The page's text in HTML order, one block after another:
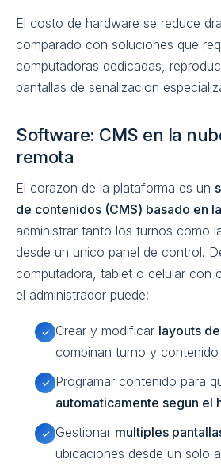
El costo de hardware se reduce
comparado con soluciones que
computadoras dedicadas,
pantallas de senalizacion
Software: CMS en la
remota
El corazon de la plataforma es un
de contenidos (CMS) basado en
administrar tanto los turnos como
desde un unico panel de control.
computadora, tablet o celular con
el administrador puede:
✓ Crear y modificar layouts
combinan turno y contenido
✓ Programar contenido para
automaticamente segun el
✓ Gestionar multiples
ubicaciones desde un solo